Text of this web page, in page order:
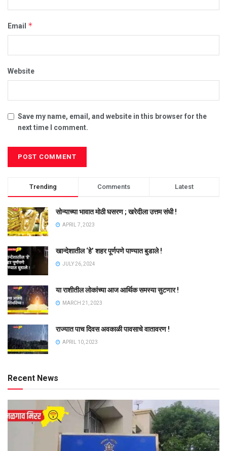
Email *
Website
Save my name, email, and website in this browser for the
next time I comment.
Trending Comments Latest
सोन्याच्या भावात मोठी घसरण ; खरेदीला उत्तम संधी !
APRIL 7, 2023
खान्देशातील ‘हे’ शहर पूर्णपणे पाण्यात बुडाले !
JULY 26, 2024
या राशीतील लोकांच्या आज आर्थिक समस्या सुटणार !
MARCH 21, 2023
राज्यात पाच दिवस अवकाळी पावसाचे वातावरण !
APRIL 10, 2023
Recent News